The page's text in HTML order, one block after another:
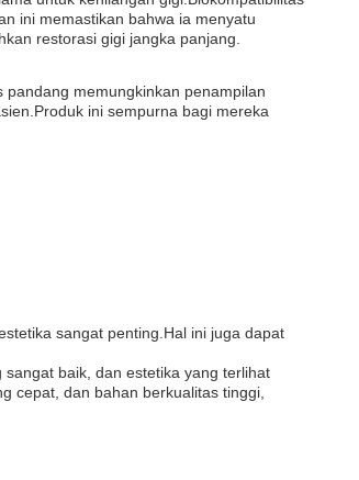
ini memastikan bahwa ia menyatu
restorasi gigi jangka panjang.
memungkinkan penampilan
ini sempurna bagi mereka
sangat penting.Hal ini juga dapat
baik, dan estetika yang terlihat
cepat, dan bahan berkualitas tinggi,